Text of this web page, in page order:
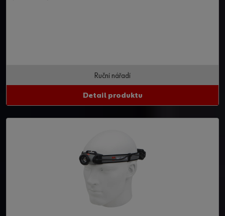
Ruční nářadí
Detail produktu